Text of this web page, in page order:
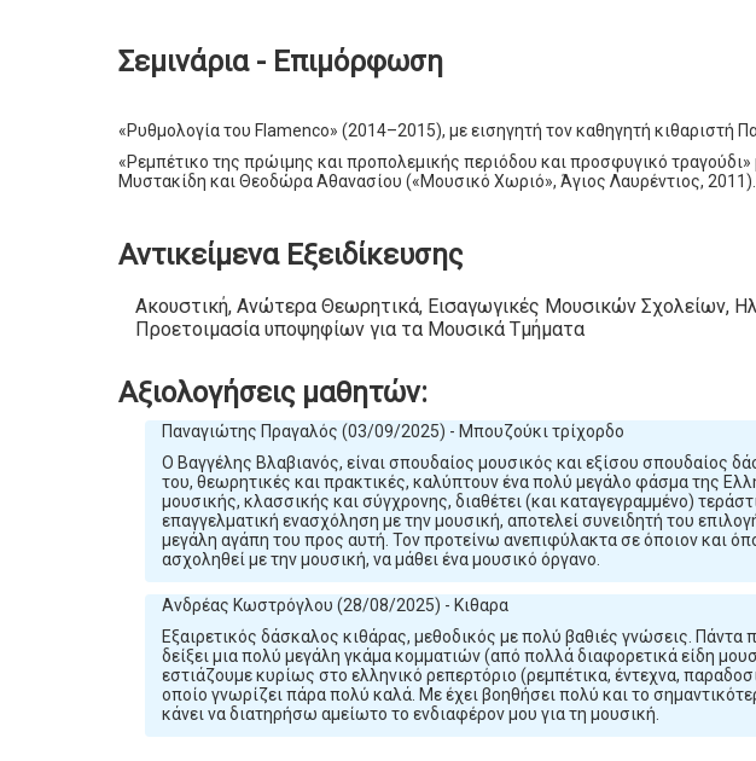
Σεμινάρια - Επιμόρφωση
«Ρυθμολογία του Flamenco» (2014–2015), με εισηγητή τον καθηγητή κιθαριστή
«Ρεμπέτικο της πρώιμης και προπολεμικής περιόδου και προσφυγικό
Μυστακίδη και Θεοδώρα Αθανασίου («Μουσικό Χωριό», Άγιος Λαυρέντιος, 2011).
Αντικείμενα Εξειδίκευσης
Ακουστική, Ανώτερα Θεωρητικά, Εισαγωγικές Μουσικών Σχολείων,
Προετοιμασία υποψηφίων για τα Μουσικά Τμήματα
Αξιολογήσεις μαθητών:
Παναγιώτης Πραγαλός (03/09/2025) - Μπουζούκι τρίχορδο
Ο Βαγγέλης Βλαβιανός, είναι σπουδαίος μουσικός και εξίσου σπουδαίος
του, θεωρητικές και πρακτικές, καλύπτουν ένα πολύ μεγάλο φάσμα της
μουσικής, κλασσικής και σύγχρονης, διαθέτει (και καταγεγραμμένο)
επαγγελματική ενασχόληση με την μουσική, αποτελεί συνειδητή του
μεγάλη αγάπη του προς αυτή. Τον προτείνω ανεπιφύλακτα σε όποιον και
ασχοληθεί με την μουσική, να μάθει ένα μουσικό όργανο.
Ανδρέας Κωστρόγλου (28/08/2025) - Κιθαρα
Εξαιρετικός δάσκαλος κιθάρας, μεθοδικός με πολύ βαθιές γνώσεις. Πάντα
δείξει μια πολύ μεγάλη γκάμα κομματιών (από πολλά διαφορετικά είδη
εστιάζουμε κυρίως στο ελληνικό ρεπερτόριο (ρεμπέτικα, έντεχνα,
οποίο γνωρίζει πάρα πολύ καλά. Με έχει βοηθήσει πολύ και το
κάνει να διατηρήσω αμείωτο το ενδιαφέρον μου για τη μουσική.